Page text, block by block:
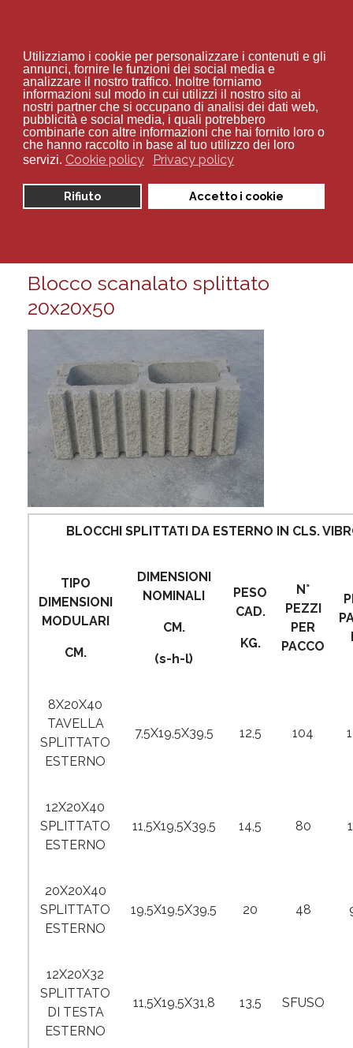
Utilizziamo i cookie per personalizzare i contenuti e gli
annunci, fornire le funzioni dei social media e
analizzare il nostro traffico. Inoltre forniamo
informazioni sul modo in cui utilizzi il nostro sito ai
nostri partner che si occupano di analisi dei dati web,
pubblicità e social media, i quali potrebbero
combinarle con altre informazioni che hai fornito loro o
che hanno raccolto in base al tuo utilizzo dei loro
servizi. Cookie policy Privacy policy
Rifiuto Accetto i cookie
Sei qui:Home blocchi scanalati splittati
Visualizza articoli per tag:
blocchi scanalati splittati
Blocco scanalato splittato
20x20x50
BLOCCHI SPLITTATI DA ESTERNO IN CLS.
TIPO
DIMENSIONI
MODULARI
CM.
DIMENSIONI
NOMINALI
CM.
(s-h-l)
PESO
CAD.
KG.
N°
PEZZI
PER
PACCO
8X20X40
TAVELLA
SPLITTATO
ESTERNO
7,5X19,5X39,5 12,5 104
12X20X40
SPLITTATO
ESTERNO
11,5X19,5X39,5 14,5 80
20X20X40
SPLITTATO
ESTERNO
19,5X19,5X39,5 20 48
12X20X32
SPLITTATO
DI TESTA
ESTERNO
11,5X19,5X31,8 13,5 SFUSO